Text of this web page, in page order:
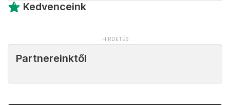
Kedvenceink
Partnereinktől